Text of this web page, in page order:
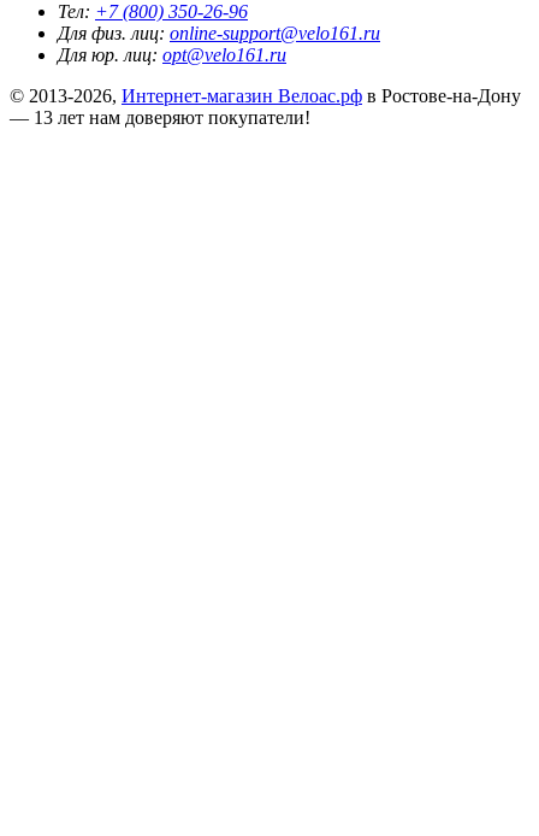
Тел: +7 (800) 350-26-96
Для физ. лиц: online-support@velo161.ru
Для юр. лиц: opt@velo161.ru
© 2013-2026, Интернет-магазин Велоас.рф в Ростове-на-Дону
— 13 лет нам доверяют покупатели!